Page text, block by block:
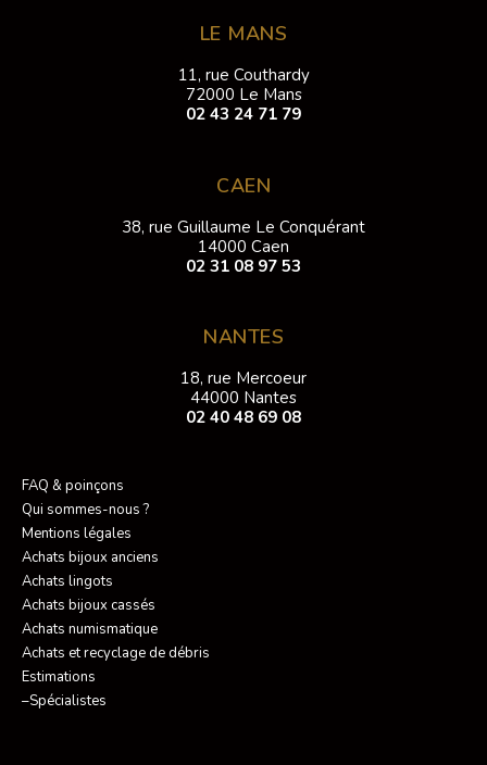
LE MANS
11, rue Couthardy
72000 Le Mans
02 43 24 71 79
CAEN
38, rue Guillaume Le Conquérant
14000 Caen
02 31 08 97 53
NANTES
18, rue Mercoeur
44000 Nantes
02 40 48 69 08
FAQ & poinçons
Qui sommes-nous ?
Mentions légales
Achats bijoux anciens
Achats lingots
Achats bijoux cassés
Achats numismatique
Achats et recyclage de débris
Estimations
–Spécialistes